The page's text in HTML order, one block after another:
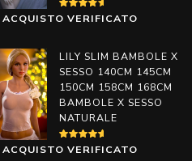
VALUTATO
4 SU
VERIFICATO
LILY SLIM BAMBOLE X
SESSO 140CM 145CM
150CM 158CM 168CM
BAMBOLE X SESSO
NATURALE
VALUTATO
5 SU 5
VERIFICATO